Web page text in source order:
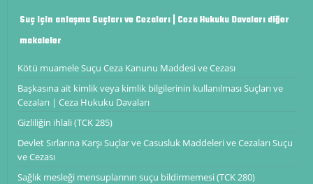
Suç için anlaşma Suçları ve Cezaları | Ceza Hukuku Davaları diğer
makaleler
Kötü muamele Suçu Ceza Kanunu Maddesi ve Cezası
Başkasına ait kimlik veya kimlik bilgilerinin kullanılması Suçları ve
Cezaları | Ceza Hukuku Davaları
Gizliliğin ihlali (TCK 285)
Devlet Sırlarına Karşı Suçlar ve Casusluk Maddeleri ve Cezaları Suçu
ve Cezası
Sağlık mesleği mensuplarının suçu bildirmemesi (TCK 280)